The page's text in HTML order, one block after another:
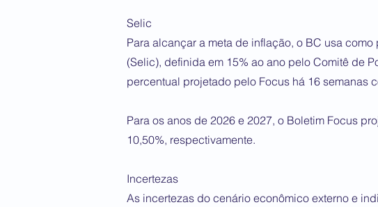
Selic
Para alcançar a meta de inflação, o BC usa
(Selic), definida em 15% ao ano pelo Comitê de
percentual projetado pelo Focus há 16 semanas
Para os anos de 2026 e 2027, o Boletim Focus
10,50%, respectivamente.
Incertezas
As incertezas do cenário econômico externo e